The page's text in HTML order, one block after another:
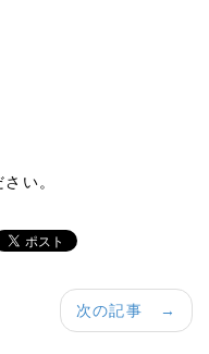
い。
次の記事 →